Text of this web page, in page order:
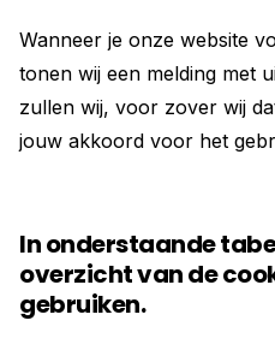
Wanneer je onze website
tonen wij een melding met
zullen wij, voor zover wij
jouw akkoord voor het
In onderstaande
overzicht van de
gebruiken.